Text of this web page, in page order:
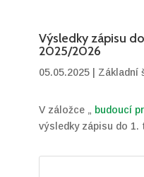
Výsledky zápisu
2025/2026
05.05.2025| Základní
V záložce „ budoucí
výsledky zápisu do 1.